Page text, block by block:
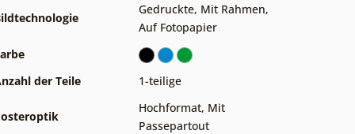
Gedruckte, Mit Rahmen,
Auf Fotopapier
der Teile
1-teilige
Hochformat, Mit
Passepartout